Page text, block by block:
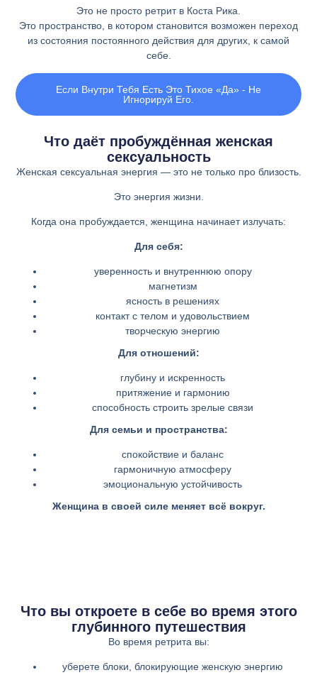
Это не просто ретрит в Коста Рика.
Это пространство, в котором становится возможен переход
из состояния постоянного действия для других, к самой
себе.
Если Внутри Тебя Есть Это Тихое «да» - Не
Игнорируй Его.
Что даёт пробуждённая женская
сексуальность
Женская сексуальная энергия — это не только про близость.
Это энергия жизни.
Когда она пробуждается, женщина начинает излучать:
Для себя:
уверенность и внутреннюю опору
магнетизм
ясность в решениях
контакт с телом и удовольствием
творческую энергию
Для отношений:
глубину и искренность
притяжение и гармонию
способность строить зрелые связи
Для семьи и пространства:
спокойствие и баланс
гармоничную атмосферу
эмоциональную устойчивость
Женщина в своей силе меняет всё вокруг.
Что вы откроете в себе во время этого
глубинного путешествия
Во время ретрита вы:
уберете блоки, блокирующие женскую энергию